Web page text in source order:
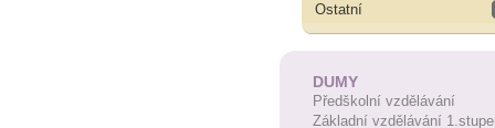
Ostatní
DUMY
Předškolní vzdělávání
Základní vzdělávání